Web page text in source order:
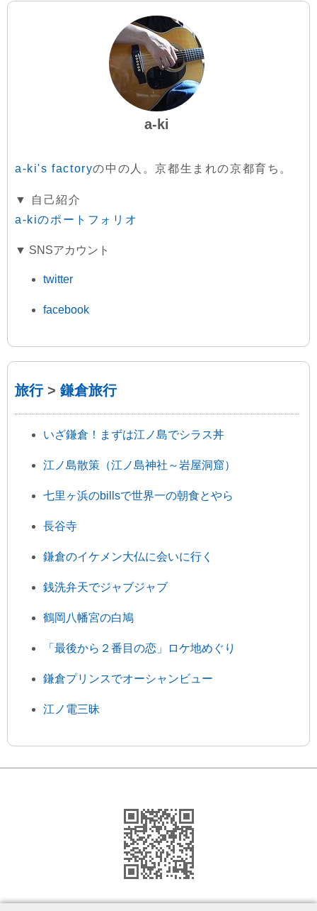
a-ki
a-ki's factoryの中の人。京都生まれの京都育ち。
▼ 自己紹介
a-kiのポートフォリオ
▼ SNSアカウント
twitter
facebook
旅行> 鎌倉旅行
いざ鎌倉！まずは江ノ島でシラス丼
江ノ島散策（江ノ島神社～岩屋洞窟）
七里ヶ浜のbillsで世界一の朝食とやら
長谷寺
鎌倉のイケメン大仏に会いに行く
銭洗弁天でジャブジャブ
鶴岡八幡宮の白鳩
「最後から２番目の恋」ロケ地めぐり
鎌倉プリンスでオーシャンビュー
江ノ電三昧